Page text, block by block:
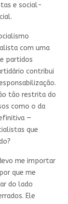
e social-
com uma
partidos
contribui
tão restrita do
como o da
—
que
me importar
que me
do lado
Ele